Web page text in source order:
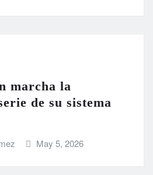
marcha la
de su sistema
May 5, 2026